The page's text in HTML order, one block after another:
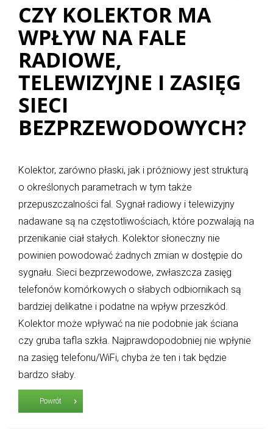
CZY KOLEKTOR MA
WPŁYW NA FALE
RADIOWE,
TELEWIZYJNE I ZASIĘG
SIECI
BEZPRZEWODOWYCH?
Kolektor, zarówno płaski, jak i próżniowy jest strukturą
o określonych parametrach w tym także
przepuszczalności fal. Sygnał radiowy i telewizyjny
nadawane są na częstotliwościach, które pozwalają na
przenikanie ciał stałych. Kolektor słoneczny nie
powinien powodować żadnych zmian w dostępie do
sygnału. Sieci bezprzewodowe, zwłaszcza zasięg
telefonów komórkowych o słabych odbiornikach są
bardziej delikatne i podatne na wpływ przeszkód.
Kolektor może wpływać na nie podobnie jak ściana
czy gruba tafla szkła. Najprawdopodobniej nie wpłynie
na zasięg telefonu/WiFi, chyba że ten i tak będzie
bardzo słaby.
Powrót